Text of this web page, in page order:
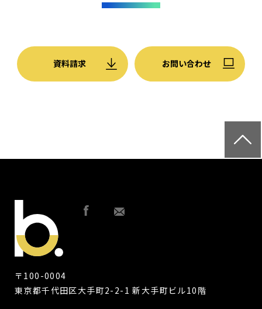
資料請求 お問い合わせ
〒100-0004
東京都千代田区大手町2-2-1 新大手町ビル10階